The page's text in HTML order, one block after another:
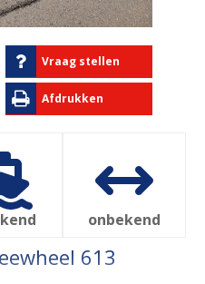
Vraag stellen
Afdrukken
onbekend
613